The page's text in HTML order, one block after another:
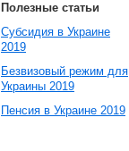
Полезные статьи
Субсидия в Украине
2019
Безвизовый режим для
Украины 2019
Пенсия в Украине 2019